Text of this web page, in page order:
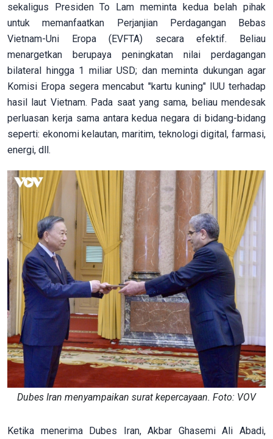
sekaligus Presiden To Lam meminta kedua belah pihak
untuk memanfaatkan Perjanjian Perdagangan Bebas
Vietnam-Uni Eropa (EVFTA) secara efektif. Beliau
menargetkan berupaya peningkatan nilai perdagangan
bilateral hingga 1 miliar USD; dan meminta dukungan agar
Komisi Eropa segera mencabut "kartu kuning" IUU terhadap
hasil laut Vietnam. Pada saat yang sama, beliau mendesak
perluasan kerja sama antara kedua negara di bidang-bidang
seperti: ekonomi kelautan, maritim, teknologi digital, farmasi,
energi, dll.
Dubes Iran menyampaikan surat kepercayaan. Foto: VOV
Ketika menerima Dubes Iran, Akbar Ghasemi Ali Abadi,